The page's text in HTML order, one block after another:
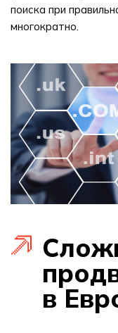
поиска при
многократно.
в